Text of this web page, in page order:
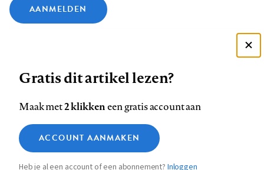
AANMELDEN
Volg
ons
Facebook
Volg
ons
op
LinkedIn
Volg
ons
op
Bluesky
Volg
ons
op
Instagram
Volg
ons
op
YouTube
ons
Footer
Contact Colofon Disclaimer Privacy
Medische vragen verdienen
betrouwbare antwoorden
Gratis dit artikel lezen?
Maak met2 klikkeneen gratis account aan
ACCOUNT AANMAKEN
Heb je al een account of een abonnement? Inloggen
Zie onze cookie policy
Analytische cookies
Marketing cookies